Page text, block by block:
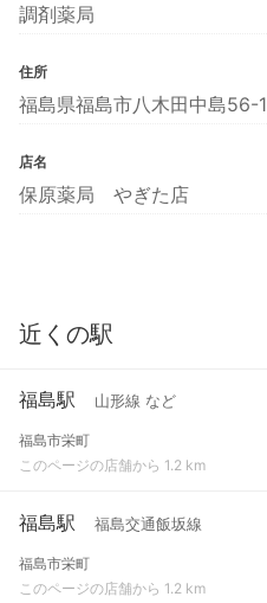
調剤薬局
住所
福島県福島市八木田中島56-1
店名
保原薬局 やぎた店
近くの駅
福島駅 山形線 など
福島市栄町
このページの店舗から 1.2 km
福島駅 福島交通飯坂線
福島市栄町
このページの店舗から 1.2 km